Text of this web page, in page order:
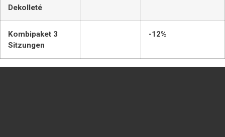
Dekolleté
Kombipaket 3
Sitzungen
-12%